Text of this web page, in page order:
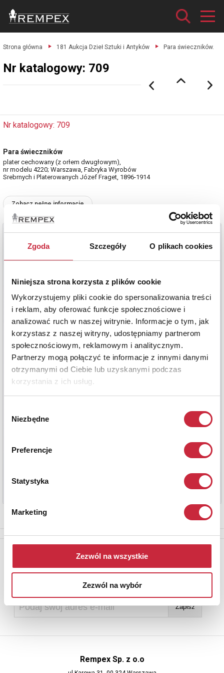
Zgoda Szczegóły O plikach cookies
Niniejsza strona korzysta z plików cookie
Wykorzystujemy pliki cookie do spersonalizowania treści
i reklam, aby oferować funkcje społecznościowe i
analizować ruch w naszej witrynie. Informacje o tym, jak
korzystasz z naszej witryny, udostępniamy partnerom
społecznościowym, reklamowym i analitycznym.
Partnerzy mogą połączyć te informacje z innymi danymi
otrzymanymi od Ciebie lub uzyskanymi podczas
korzystania z ich usług.
zgody
Niezbędne
Preferencje
Statystyka
Marketing
Zezwól na wszystkie
Zezwól na wybór
Strona główna 181 Aukcja Dzieł Sztuki i Antyków Para świeczników.
Nr katalogowy: 709
Nr katalogowy: 709
Para świeczników
plater cechowany (z orłem dwugłowym),
nr modelu 4220; Warszawa, Fabryka Wyrobów
Srebrnych i Platerowanych Józef Fraget, 1896-1914
Zobacz pełne informacje
Newsletter
Aby otrzymywać informacje o nowych aukcjach, prosimy podać
Rempex Sp. z o.o